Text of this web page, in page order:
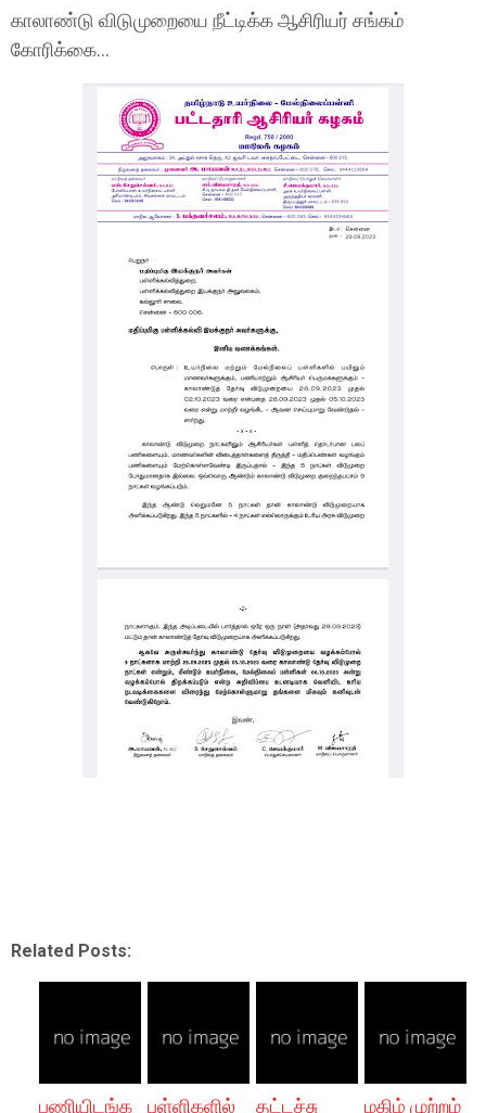
காலாண்டு விடுமுறையை நீட்டிக்க ஆசிரியர் சங்கம்
கோரிக்கை...
Related Posts:
பணியிடங்க
பள்ளிகளில்
தட்டச்சு
மகிழ் முற்றம்